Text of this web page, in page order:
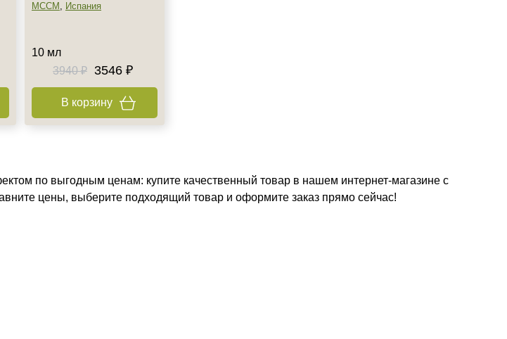
MCCM , Испания
10 мл
3940 ₽
3546 ₽
В корзину
по выгодным ценам: купите качественный товар в нашем интернет-магазине с
цены, выберите подходящий товар и оформите заказ прямо сейчас!